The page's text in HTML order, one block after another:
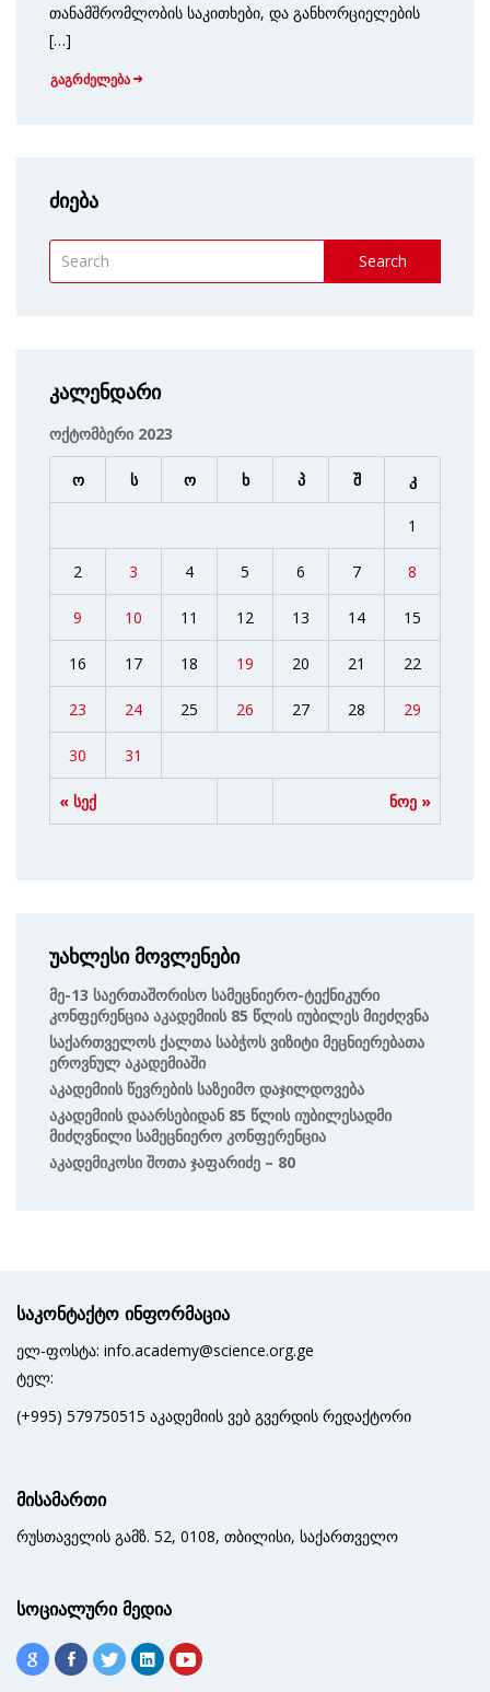
თანამშრომლობის საკითხები, და განხორციელების
[…]
გაგრძელება
ძიება
Search
კალენდარი
ოქტომბერი 2023
ო ს ო ხ პ შ კ
« სექ ნოე »
1
2 3 4 5 6 7 8
9 10 11 12 13 14 15
16 17 18 19 20 21 22
23 24 25 26 27 28 29
30 31
უახლესი მოვლენები
Მე-13 Საერთაშორისო Სამეცნიერო-Ტექნიკური
Კონფერენცია Აკადემიის 85 Წლის Იუბილეს Მიეძღვნა
Საქართველოს Ქალთა Საბჭოს Ვიზიტი Მეცნიერებათა
Ეროვნულ Აკადემიაში
Აკადემიის Წევრების Საზეიმო Დაჯილდოვება
Აკადემიის Დაარსებიდან 85 Წლის Იუბილესადმი
Მიძღვნილი Სამეცნიერო Კონფერენცია
Აკადემიკოსი Შოთა Ჯაფარიძე – 80
საკონტაქტო ინფორმაცია
ელ-ფოსტა: info.academy@science.org.ge
ტელ:
(+995) 579750515 აკადემიის ვებ გვერდის რედაქტორი
მისამართი
რუსთაველის გამზ. 52, 0108, თბილისი, საქართველო
სოციალური მედია